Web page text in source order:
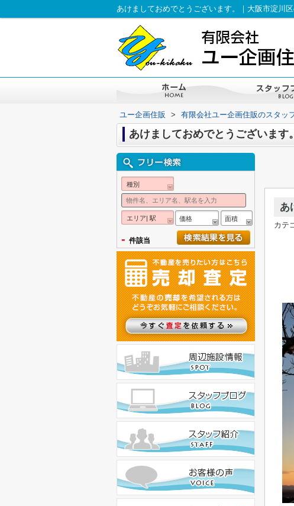
あけましておめでとうございます。｜大阪市淀川
ユー企画住販 > 有限会社ユー企画住販のスタッ
あけましておめでとうございます。
あ
カテ
種別
エリア| 駅 価格 面積
- 件該当